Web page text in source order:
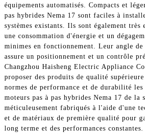
équipements automatisés. Compacts et
pas hybrides Nema 17 sont faciles à
systèmes existants. Ils sont également très
une consommation d'énergie et un
minimes en fonctionnement. Leur angle de
assure un positionnement et un contrôle
Changzhou Haisheng Electric Appliance
proposer des produits de qualité
normes de performance et de durabilité
moteurs pas à pas hybrides Nema 17 de la
méticuleusement fabriqués à l'aide d'une
et de matériaux de première qualité pour
long terme et des performances constantes.